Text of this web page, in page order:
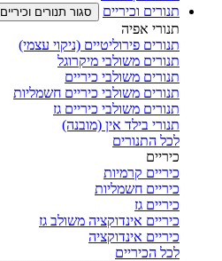
תנורים וכיריים
סגור תנורים וכיריים
תנורי אפיה
תנורים פירוליטיים (ניקוי עצמי)
תנורים משולבי מיקרוגל
תנורים משולבי כיריים
תנורים משולבי כיריים חשמליות
תנורים משולבי כיריים גז
תנורי בילד אין (מובנה)
לכל התנורים
כיריים
כיריים קרמיות
כיריים חשמליות
כיריים גז
כיריים אינדוקציה משולב גז
כיריים אינדוקציה
לכל הכיריים